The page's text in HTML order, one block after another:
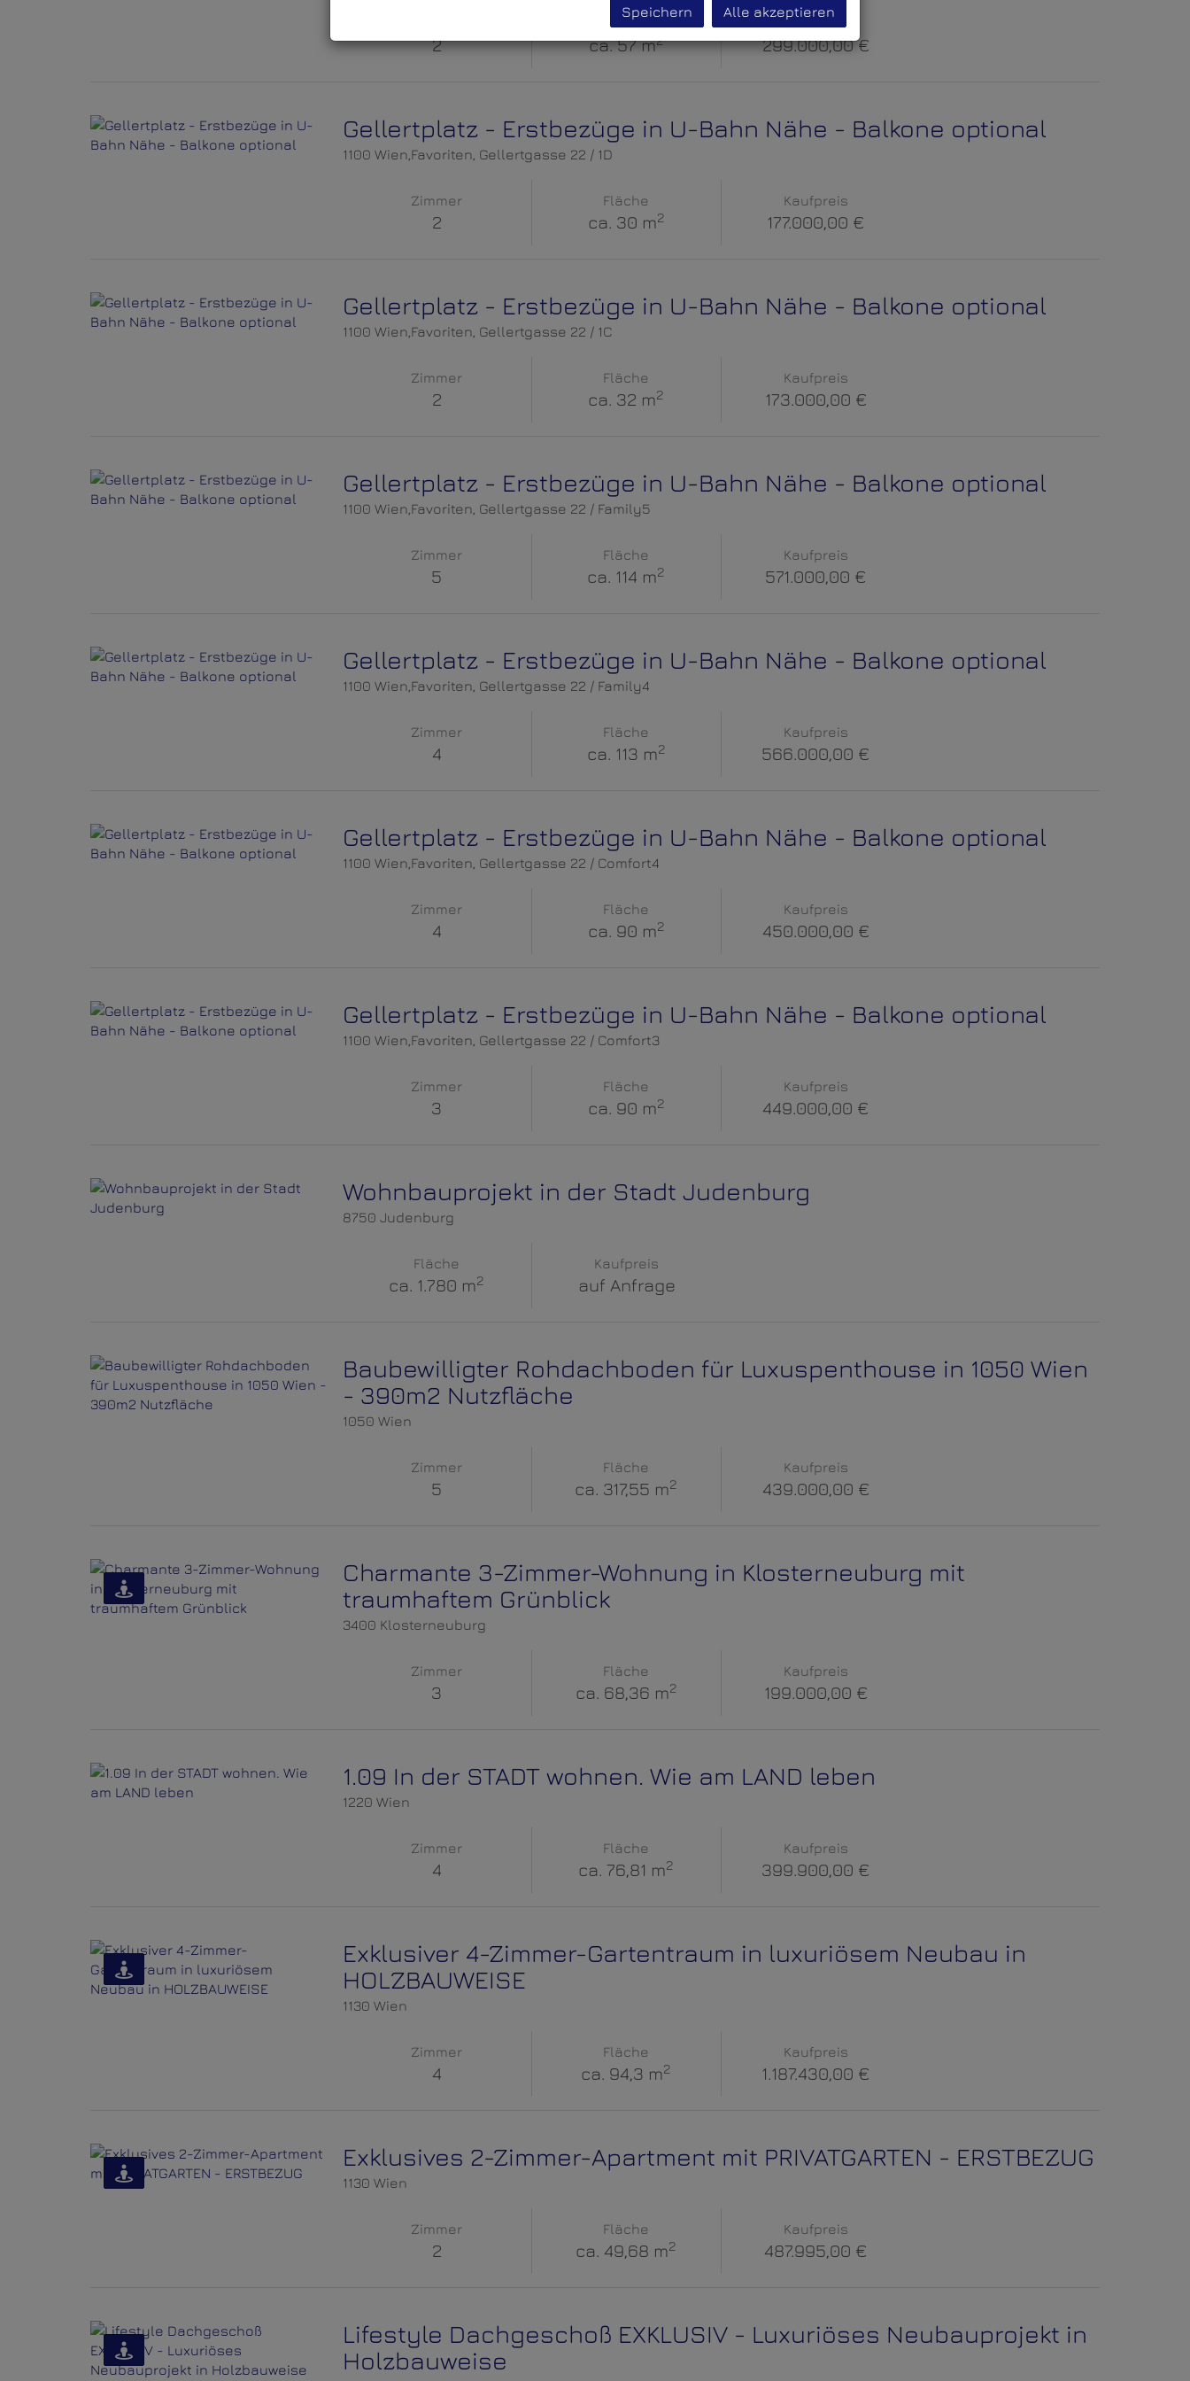
2
Fläche
ca. 57 m2
Kaufpreis
299.000,00 €
Gellertplatz - Erstbezüge in U-Bahn Nähe - Balkone optional
1100 Wien,Favoriten , Gellertgasse 22 / 1D
Zimmer
2
Fläche
ca. 30 m2
Kaufpreis
177.000,00 €
Gellertplatz - Erstbezüge in U-Bahn Nähe - Balkone optional
1100 Wien,Favoriten , Gellertgasse 22 / 1C
Zimmer
2
Fläche
ca. 32 m2
Kaufpreis
173.000,00 €
Gellertplatz - Erstbezüge in U-Bahn Nähe - Balkone optional
1100 Wien,Favoriten , Gellertgasse 22 / Family5
Zimmer
5
Fläche
ca. 114 m2
Kaufpreis
571.000,00 €
Gellertplatz - Erstbezüge in U-Bahn Nähe - Balkone optional
1100 Wien,Favoriten , Gellertgasse 22 / Family4
Zimmer
4
Fläche
ca. 113 m2
Kaufpreis
566.000,00 €
Gellertplatz - Erstbezüge in U-Bahn Nähe - Balkone optional
1100 Wien,Favoriten , Gellertgasse 22 / Comfort4
Zimmer
4
Fläche
ca. 90 m2
Kaufpreis
450.000,00 €
Gellertplatz - Erstbezüge in U-Bahn Nähe - Balkone optional
1100 Wien,Favoriten , Gellertgasse 22 / Comfort3
Zimmer
3
Fläche
ca. 90 m2
Kaufpreis
449.000,00 €
Wohnbauprojekt in der Stadt Judenburg
8750 Judenburg
Fläche
ca. 1.780 m2
Kaufpreis
auf Anfrage
Baubewilligter Rohdachboden für Luxuspenthouse in 1050 Wien
- 390m2 Nutzfläche
1050 Wien
Zimmer
5
Fläche
ca. 317,55 m2
Kaufpreis
439.000,00 €
Charmante 3-Zimmer-Wohnung in Klosterneuburg mit
traumhaftem Grünblick
3400 Klosterneuburg
Zimmer
3
Fläche
ca. 68,36 m2
Kaufpreis
199.000,00 €
1.09 In der STADT wohnen. Wie am LAND leben
1220 Wien
Zimmer
4
Fläche
ca. 76,81 m2
Kaufpreis
399.900,00 €
Exklusiver 4-Zimmer-Gartentraum in luxuriösem Neubau in
HOLZBAUWEISE
1130 Wien
Zimmer
4
Fläche
ca. 94,3 m2
Kaufpreis
1.187.430,00 €
Exklusives 2-Zimmer-Apartment mit PRIVATGARTEN - ERSTBEZUG
1130 Wien
Zimmer
2
Fläche
ca. 49,68 m2
Kaufpreis
487.995,00 €
Lifestyle Dachgeschoß EXKLUSIV - Luxuriöses Neubauprojekt in
Holzbauweise
Speichern Alle akzeptieren